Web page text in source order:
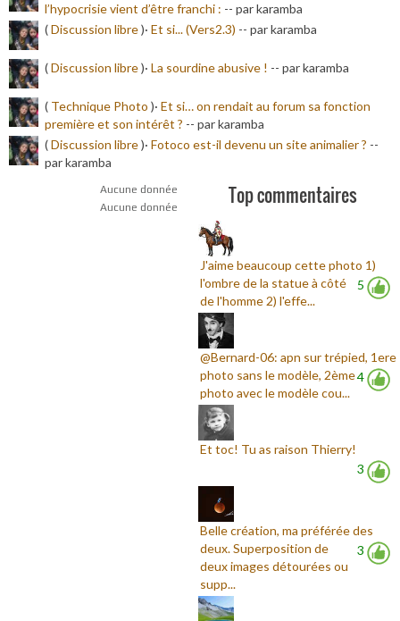
l’hypocrisie vient d’être franchi : -- par karamba
(Discussion libre)· Et si... (Vers2.3) -- par karamba
(Discussion libre)· La sourdine abusive ! -- par karamba
( Technique Photo )· Et si… on rendait au forum sa fonction
première et son intérêt ? -- par karamba
(Discussion libre)· Fotoco est-il devenu un site animalier ? --
par karamba
Aucune donnée
Aucune donnée
Top commentaires
5
J'aime beaucoup cette photo 1)
l'ombre de la statue à côté
de l'homme 2) l'effe...
4
@Bernard-06: apn sur trépied, 1ere
photo sans le modèle, 2ème
photo avec le modèle cou...
3
Et toc! Tu as raison Thierry!
3
Belle création, ma préférée des
deux. Superposition de
deux images détourées ou
supp...